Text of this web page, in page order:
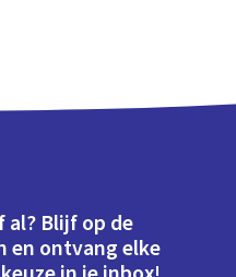
Blijf op de
en ontvang elke